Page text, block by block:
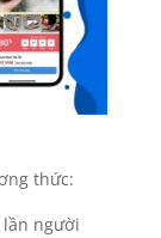
thức:
người